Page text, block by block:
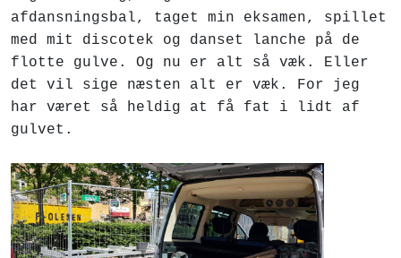
afdansningsbal, taget min eksamen, spillet
med mit discotek og danset lanche på de
flotte gulve. Og nu er alt så væk. Eller
det vil sige næsten alt er væk. For jeg
har været så heldig at få fat i lidt af
gulvet.